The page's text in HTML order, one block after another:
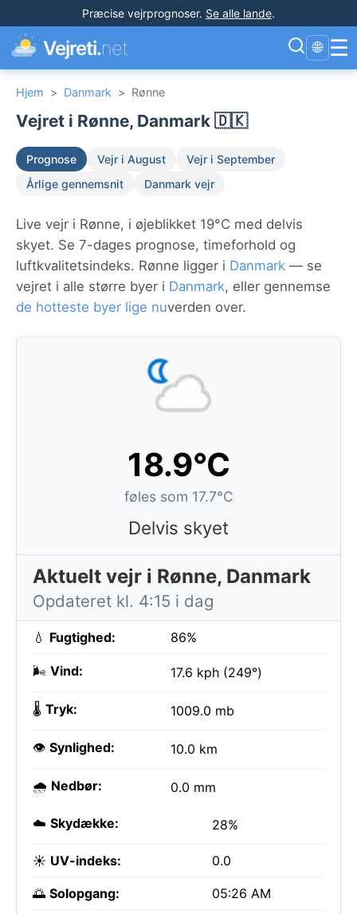
Præcise vejrprognoser. Se alle lande.
Vejreti.net 🌐 ☰
Hjem > Danmark > Rønne
Vejret i Rønne, Danmark 🇩🇰
Prognose Vejr i August
Vejr i September
Årlige gennemsnit
Danmark vejr
Live vejr i Rønne, i øjeblikket 19°C med delvis
skyet. Se 7-dages prognose, timeforhold og
luftkvalitetsindeks. Rønne ligger i Danmark — se
vejret i alle større byer i Danmark, eller gennemse
de hotteste byer lige nuverden over.
18.9°C
føles som 17.7°C
Delvis skyet
Aktuelt vejr i Rønne, Danmark
Opdateret kl. 4:15 i dag
💧 Fugtighed: 86%
🌬️ Vind: 17.6 kph (249°)
🌡️ Tryk: 1009.0 mb
👁️ Synlighed: 10.0 km
🌧️ Nedbør: 0.0 mm
☁️ Skydække: 28%
☀️ UV-indeks: 0.0
🌅 Solopgang: 05:26 AM